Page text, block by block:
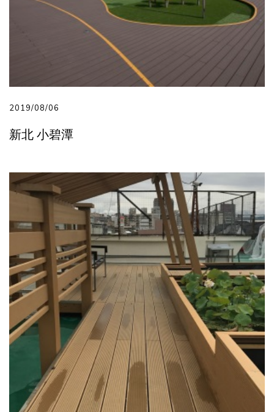
2019/08/06
新北 小碧潭